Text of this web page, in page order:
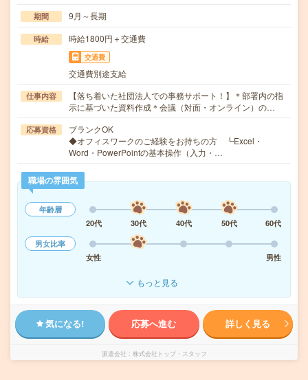
期間 9月～長期
時給 時給1800円＋交通費
交通費
交通費別途支給
仕事内容
【落ち着いた社団法人での事務サポート！】＊部署内の指
示に基づいた資料作成＊会議（対面・オンライン）の…
応募資格
ブランクOK
◆オフィスワークのご経験をお持ちの方 ┗Excel・
Word・PowerPointの基本操作（入力・…
職場の雰囲気
年齢層
20代
30代 40代 50代
60代
男女比率
女性
男性
もっと見る
気になる! 応募へ進む 詳しく見る
派遣会社 株式会社トップ・スタッフ